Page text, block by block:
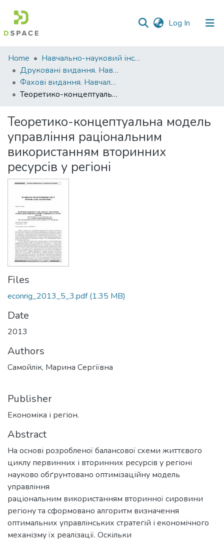
Log In (current)
Communities
&
Collections
All of DSpace
Statistics
Home
Навчально-науковий інститут агротехнологій, селекції та екології
Друковані видання. Навчально-науковий інститут агротехнологій, селекції та екології
Фахові видання. Навчально-науковий інститут агротехнологій, селекції та екології
Теоретико-концептуальна модель управління раціональним використанням вторинних ресурсів у регіоні
Теоретико-концептуальна модель
управління раціональним
використанням вторинних
ресурсів у регіоні
Files
econrig_2013_5_3.pdf(1.35 MB)
Date
2013
Authors
Самойлік, Марина Сергіївна
Publisher
Економіка і регіон.
Abstract
На основі розробленої балансової схеми життєвого
циклу первинних і вторинних ресурсів у регіоні
науково обґрунтовано оптимізаційну модель
управління
раціональним використанням вторинної сировини
регіону та сформовано алгоритм визначення
оптимальних управлінських стратегій і економічного
механізму їх реалізації. Оскільки